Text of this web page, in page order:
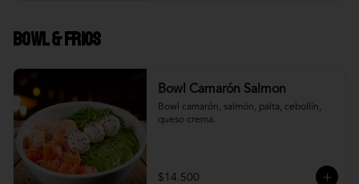
Bowl & frios
Bowl Camarón Salmon
Bowl camarón, salmón, palta, cebollín,
queso crema.
$14.500